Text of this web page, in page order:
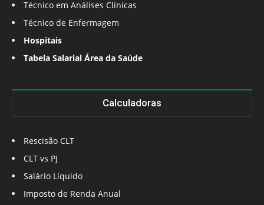
Técnico em Análises Clínicas
Técnico de Enfermagem
Hospitais
Tabela Salarial Área da Saúde
Calculadoras
Rescisão CLT
CLT vs PJ
Salário Líquido
Imposto de Renda Anual